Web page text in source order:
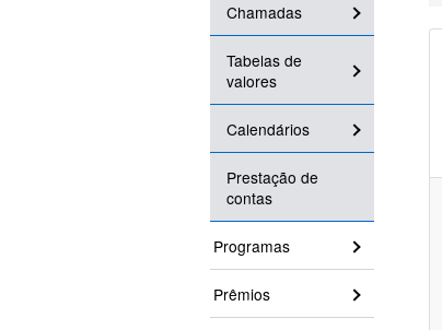
Chamadas
Tabelas de
valores
Calendários
Prestação de
contas
Programas
Prêmios